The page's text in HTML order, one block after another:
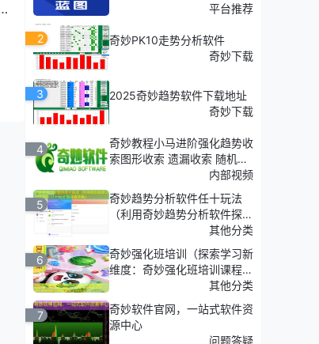
平台推荐
2
奇妙PK10走势分析软件
奇妙下载
3
2025奇妙趋势软件下载地址
奇妙下载
4
奇妙教程小马进阶强化趋势收
索图形收索 遗漏收索 随机收
内部视频
5
奇妙趋势分析软件任十玩法
（利用奇妙趋势分析软件探
索'任十玩法'的深度策略）
其他分类
6
奇妙强化班培训（探索学习新
维度：奇妙强化班培训课程介
其他分类
7
奇妙软件官网，一站式软件资
源中心
问题答疑